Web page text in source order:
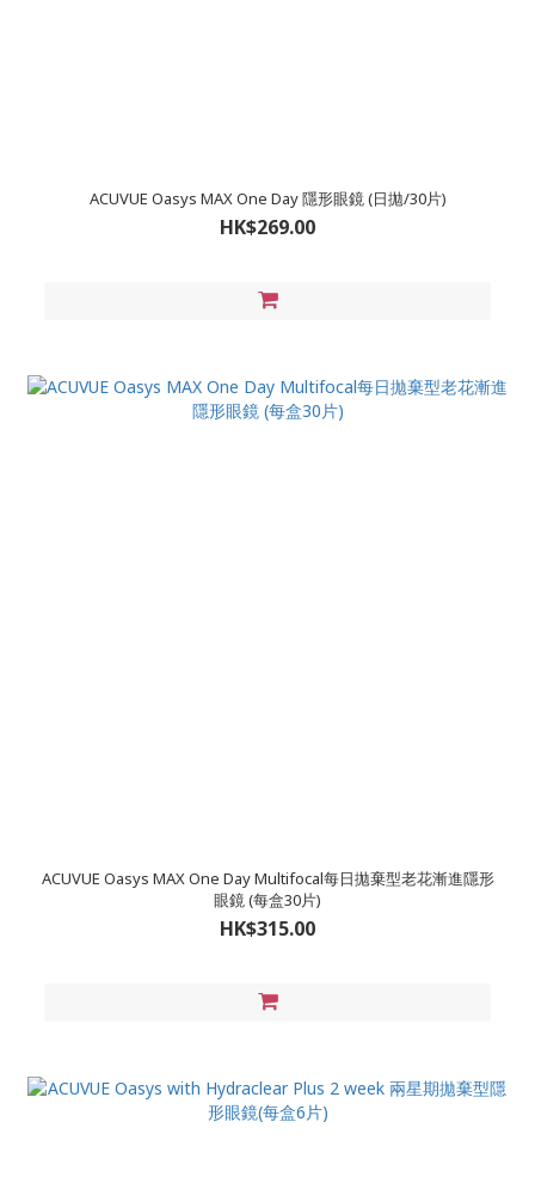
ACUVUE Oasys MAX One Day 隱形眼鏡 (日拋/30片)
HK$269.00
ACUVUE Oasys MAX One Day Multifocal每日拋棄型老花漸進隱形
眼鏡 (每盒30片)
HK$315.00